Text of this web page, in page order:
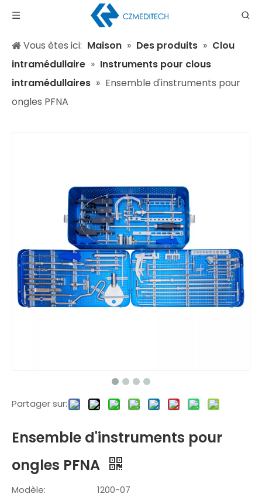
Vous êtes ici: Maison » Des produits » Clou
intramédullaire » Instruments pour clous
intramédullaires » Ensemble d'instruments pour
ongles PFNA
Partager sur:
Ensemble d'instruments pour
ongles PFNA
Modèle:
1200-07